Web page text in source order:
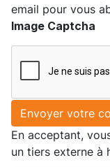
email pour vous
Image Captcha
Envoyer votre
En acceptant,
un tiers externe à